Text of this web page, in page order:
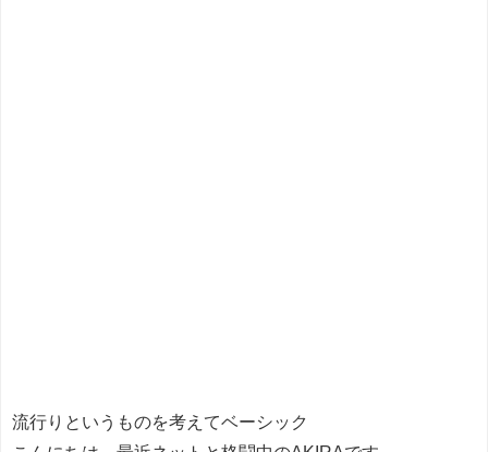
流行りというものを考えてベーシック